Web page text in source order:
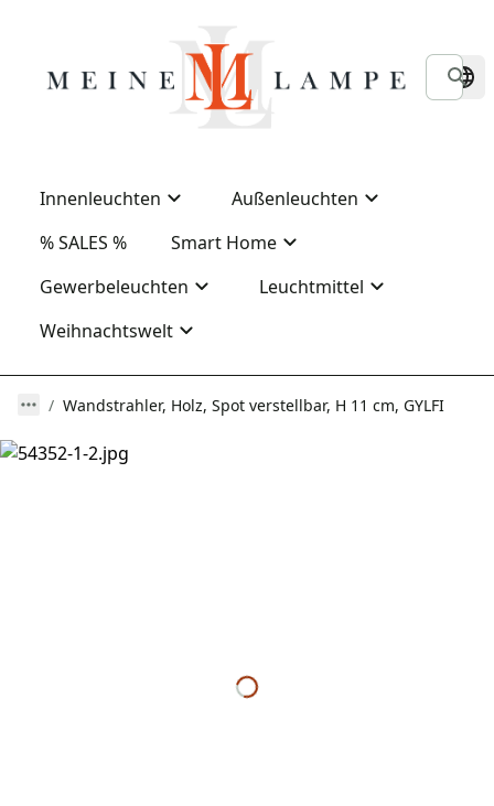
Innenleuchten
Außenleuchten
% SALES %
Smart Home
Gewerbeleuchten
Leuchtmittel
Weihnachtswelt
Wandstrahler, Holz, Spot verstellbar, H 11 cm, GYLFI